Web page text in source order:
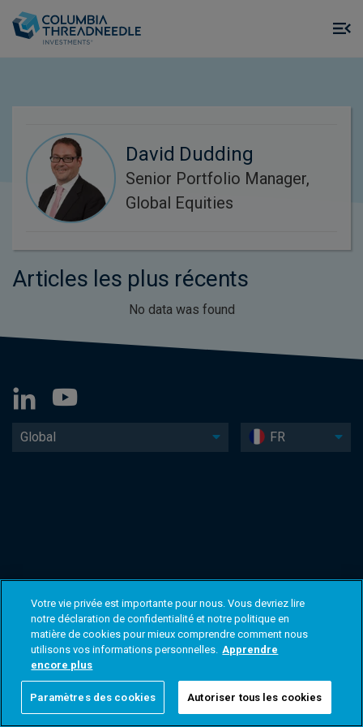
David Dudding
Senior Portfolio Manager,
Global Equities
Articles les plus récents
No data was found
Global FR
Votre vie privée est importante pour nous. Vous devriez lire
notre déclaration de confidentialité et notre politique en
matière de cookies pour mieux comprendre comment nous
utilisons vos informations personnelles. Apprendre
encore plus
Paramètres des cookies Autoriser tous les cookies